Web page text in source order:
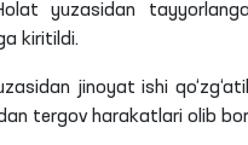
yuzasidan
kiritildi.
jinoyat ishi
tergov harakatlari olib